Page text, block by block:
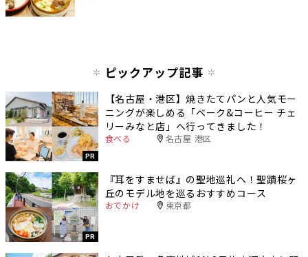
ピックアップ記事
PR
【名古屋・港区】焼きたてパンと人気モー
ニングが楽しめる「ベーク&コーヒー チェ
リーみなと店」へ行ってきました！
食べる 名古屋 港区
PR
『耳をすませば』の聖地巡礼へ！聖蹟桜ヶ
丘のモデル地を巡るおすすめコース
おでかけ 東京都